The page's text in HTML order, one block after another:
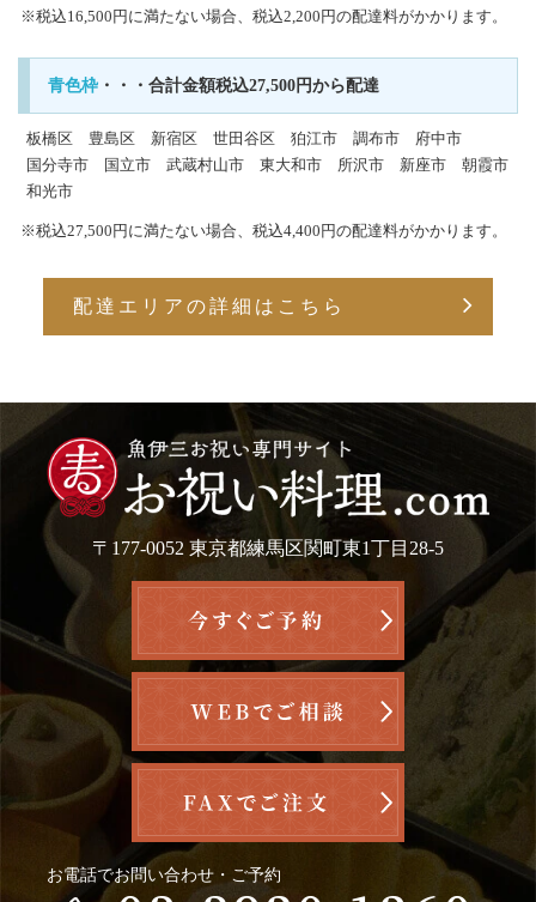
※税込16,500円に満たない場合、税込2,200円の配達料がかかります。
青色枠・・・合計金額税込27,500円から配達
板橋区 豊島区 新宿区 世田谷区 狛江市 調布市
府中市
国分寺市
国立市 武蔵村山市 東大和市 所沢市 新座市
朝霞市
和光市
※税込27,500円に満たない場合、税込4,400円の配達料がかかります。
配達エリアの詳細はこちら
〒177-0052 東京都練馬区関町東1丁目28-5
お電話でお問い合わせ・ご予約